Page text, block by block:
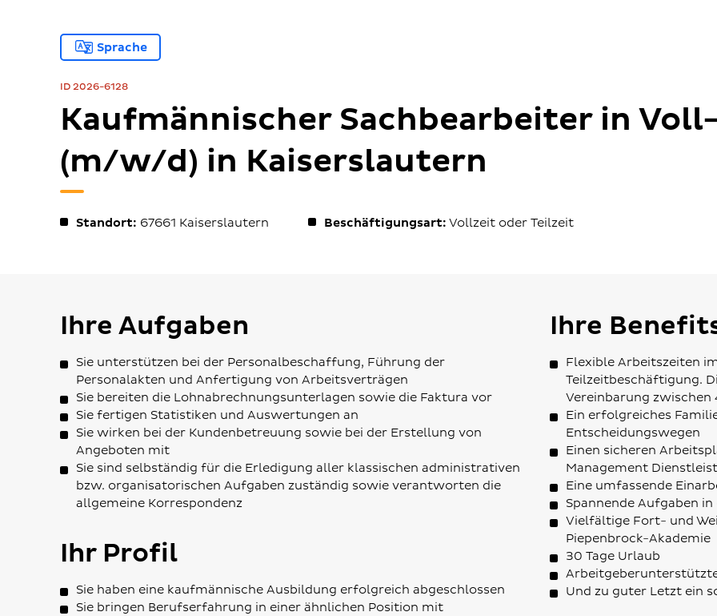
Sprache
ID 2026-6128
Kaufmännischer Sachbearbeiter in
(m/w/d) in Kaiserslautern
Standort: 67661 Kaiserslautern Beschäftigungsart: Vollzeit oder Teilzeit
Ihre Aufgaben
Sie unterstützen bei der Personalbeschaffung, Führung der
Personalakten und Anfertigung von Arbeitsverträgen
Sie bereiten die Lohnabrechnungsunterlagen sowie die Faktura vor
Sie fertigen Statistiken und Auswertungen an
Sie wirken bei der Kundenbetreuung sowie bei der Erstellung von
Angeboten mit
Sie sind selbständig für die Erledigung aller klassischen administrativen
bzw. organisatorischen Aufgaben zuständig sowie verantworten die
allgemeine Korrespondenz
Ihr Profil
Sie haben eine kaufmännische Ausbildung erfolgreich abgeschlossen
Sie bringen Berufserfahrung in einer ähnlichen Position mit
Ihre
Flexible Arbeitszeiten
Teilzeitbeschäftigung.
Vereinbarung zwischen
Ein erfolgreiches
Entscheidungswegen
Einen sicheren
Management
Eine umfassende
Spannende Aufgaben
Vielfältige Fort- und
Piepenbrock-Akademie
30 Tage Urlaub
Und zu guter Letzt ein